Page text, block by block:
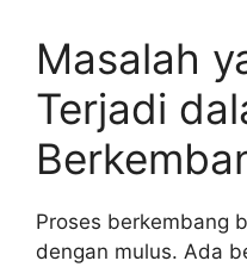
Masalah
Terjadi
Proses berkembang
dengan mulus. Ada